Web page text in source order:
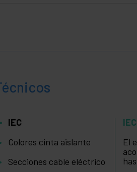
IEC
Colores cinta aislante
Secciones cable eléctrico
IEC
El